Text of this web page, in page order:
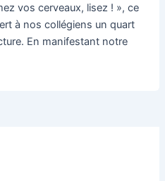
vos cerveaux, lisez ! », ce
à nos collégiens un quart
En manifestant notre